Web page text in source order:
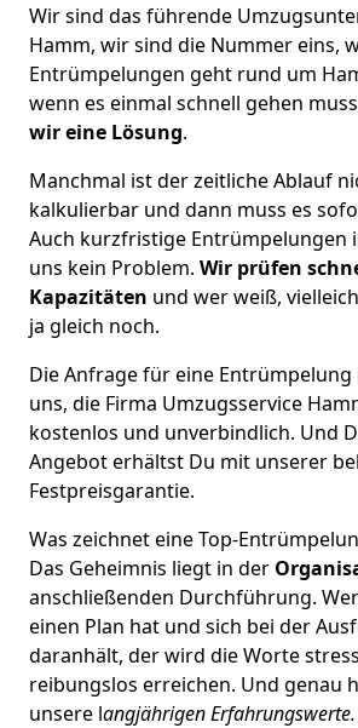
Wir sind das führende
Hamm, wir sind die Nummer eins,
Entrümpelungen geht rund um
wenn es einmal schnell gehen
wir eine Lösung.
Manchmal ist der zeitliche Ablauf
kalkulierbar und dann muss es
Auch kurzfristige Entrümpelungen
uns kein Problem. Wir prüfen
Kapazitäten und wer weiß,
ja gleich noch.
Die Anfrage für eine Entrümpelung
uns, die Firma Umzugsservice
kostenlos und unverbindlich. Und
Angebot erhältst Du mit unserer
Festpreisgarantie.
Was zeichnet eine Top-
Das Geheimnis liegt in der
anschließenden Durchführung.
einen Plan hat und sich bei der
daranhält, der wird die Worte
reibungslos erreichen. Und genau
unsere langjährigen Erfahrungswerte.